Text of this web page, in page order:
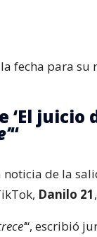
fecha para
‘El juicio
“
noticia de la
Danilo 21
“, escribió